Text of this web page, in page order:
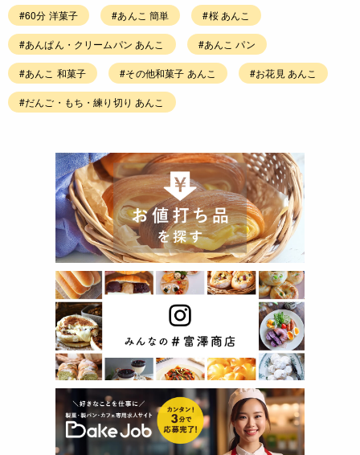
#60分 洋菓子 #あんこ 簡単 #桜 あんこ
#あんぱん・クリームパン あんこ #あんこ パン
#あんこ 和菓子 #その他和菓子 あんこ #お花見 あんこ
#だんご・もち・練り切り あんこ